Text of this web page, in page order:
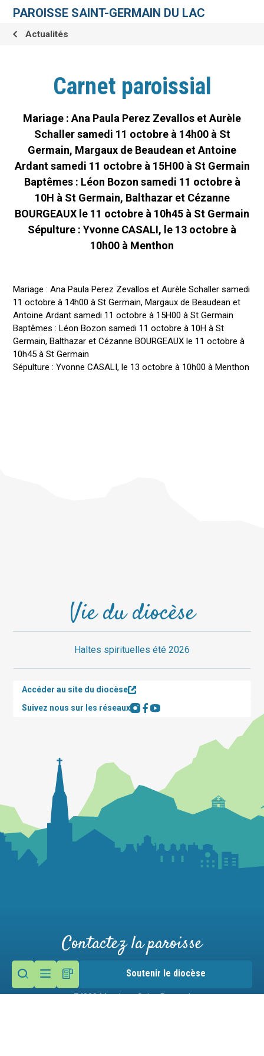
contenu.
personnelsPAROISSE SAINT-GERMAIN DU LAC
Soutenir le diocèse
Actualités
Carnet paroissial
Mariage : Ana Paula Perez Zevallos et Aurèle
Schaller samedi 11 octobre à 14h00 à St
Germain, Margaux de Beaudean et Antoine
Ardant samedi 11 octobre à 15H00 à St Germain
Baptêmes : Léon Bozon samedi 11 octobre à
10H à St Germain, Balthazar et Cézanne
BOURGEAUX le 11 octobre à 10h45 à St Germain
Sépulture : Yvonne CASALI, le 13 octobre à
10h00 à Menthon
Mariage : Ana Paula Perez Zevallos et Aurèle Schaller samedi
11 octobre à 14h00 à St Germain, Margaux de Beaudean et
Antoine Ardant samedi 11 octobre à 15H00 à St Germain
Baptêmes : Léon Bozon samedi 11 octobre à 10H à St
Germain, Balthazar et Cézanne BOURGEAUX le 11 octobre à
10h45 à St Germain
Sépulture : Yvonne CASALI, le 13 octobre à 10h00 à Menthon
Vie du diocèse
Haltes spirituelles été 2026
Accéder au site du diocèse
Suivez nous sur les réseaux
Contactez la paroisse
Maison paroissiale
74290 Menthon-Saint-Bernard